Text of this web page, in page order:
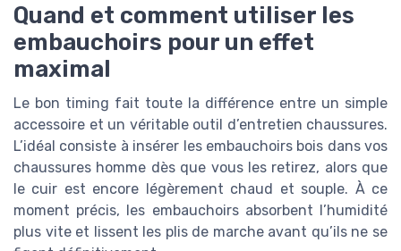
Quand et comment utiliser les
embauchoirs pour un effet
maximal
Le bon timing fait toute la différence entre un simple
accessoire et un véritable outil d’entretien chaussures.
L’idéal consiste à insérer les embauchoirs bois dans vos
chaussures homme dès que vous les retirez, alors que
le cuir est encore légèrement chaud et souple. À ce
moment précis, les embauchoirs absorbent l’humidité
plus vite et lissent les plis de marche avant qu’ils ne se